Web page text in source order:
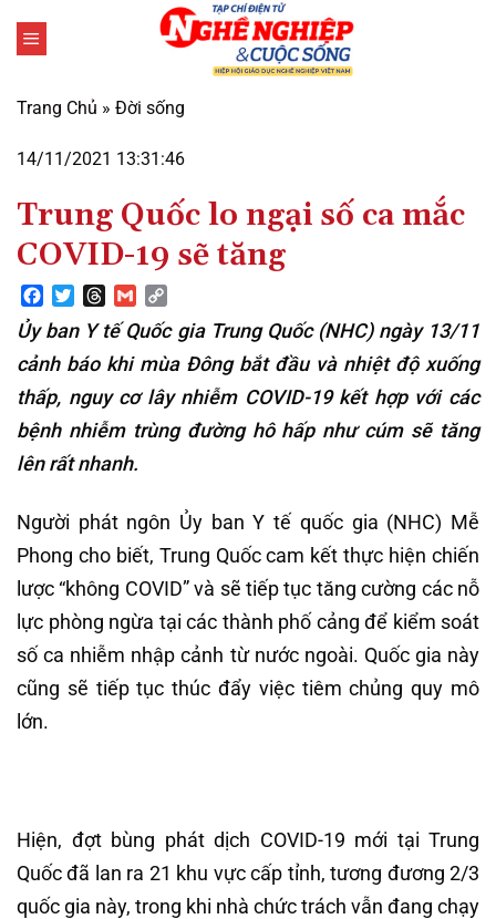
qua
dung
Trang Chủ » Đời sống
14/11/2021 13:31:46
Trung Quốc lo ngại số ca mắc
COVID-19 sẽ tăng
Facebook
TwitterThreads
Gmail
Ủy ban Y tế Quốc gia Trung Quốc (NHC) ngày 13/11
cảnh báo khi mùa Đông bắt đầu và nhiệt độ xuống
thấp, nguy cơ lây nhiễm COVID-19 kết hợp với các
bệnh nhiễm trùng đường hô hấp như cúm sẽ tăng
lên rất nhanh.
Người phát ngôn Ủy ban Y tế quốc gia (NHC) Mễ
Phong cho biết, Trung Quốc cam kết thực hiện chiến
lược “không COVID” và sẽ tiếp tục tăng cường các nỗ
lực phòng ngừa tại các thành phố cảng để kiểm soát
số ca nhiễm nhập cảnh từ nước ngoài. Quốc gia này
cũng sẽ tiếp tục thúc đẩy việc tiêm chủng quy mô
lớn.
Hiện, đợt bùng phát dịch COVID-19 mới tại Trung
Quốc đã lan ra 21 khu vực cấp tỉnh, tương đương 2/3
quốc gia này, trong khi nhà chức trách vẫn đang chạy